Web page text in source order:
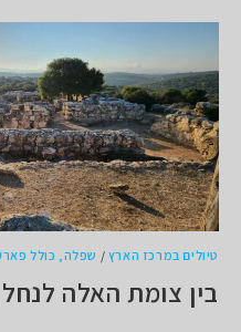
טיולים במרכז הארץ / שפלה, כולל
בין צומת האלה לנחל